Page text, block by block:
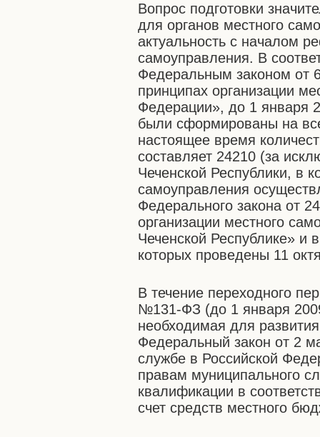
Вопрос подготовки
для органов местного
актуальность с началом
самоуправления. В
Федеральным законом от
принципах организации
Федерации», до 1 января
были сформированы на
настоящее время
составляет 24210 (за
Чеченской Республики, в
самоуправления
Федерального закона от
организации местного
Чеченской Республике» и
которых проведены 11
В течение переходного
№131-ФЗ (до 1 января
необходимая для
Федеральный закон от 2
службе в Российской
правам муниципального
квалификации в
счет средств местного